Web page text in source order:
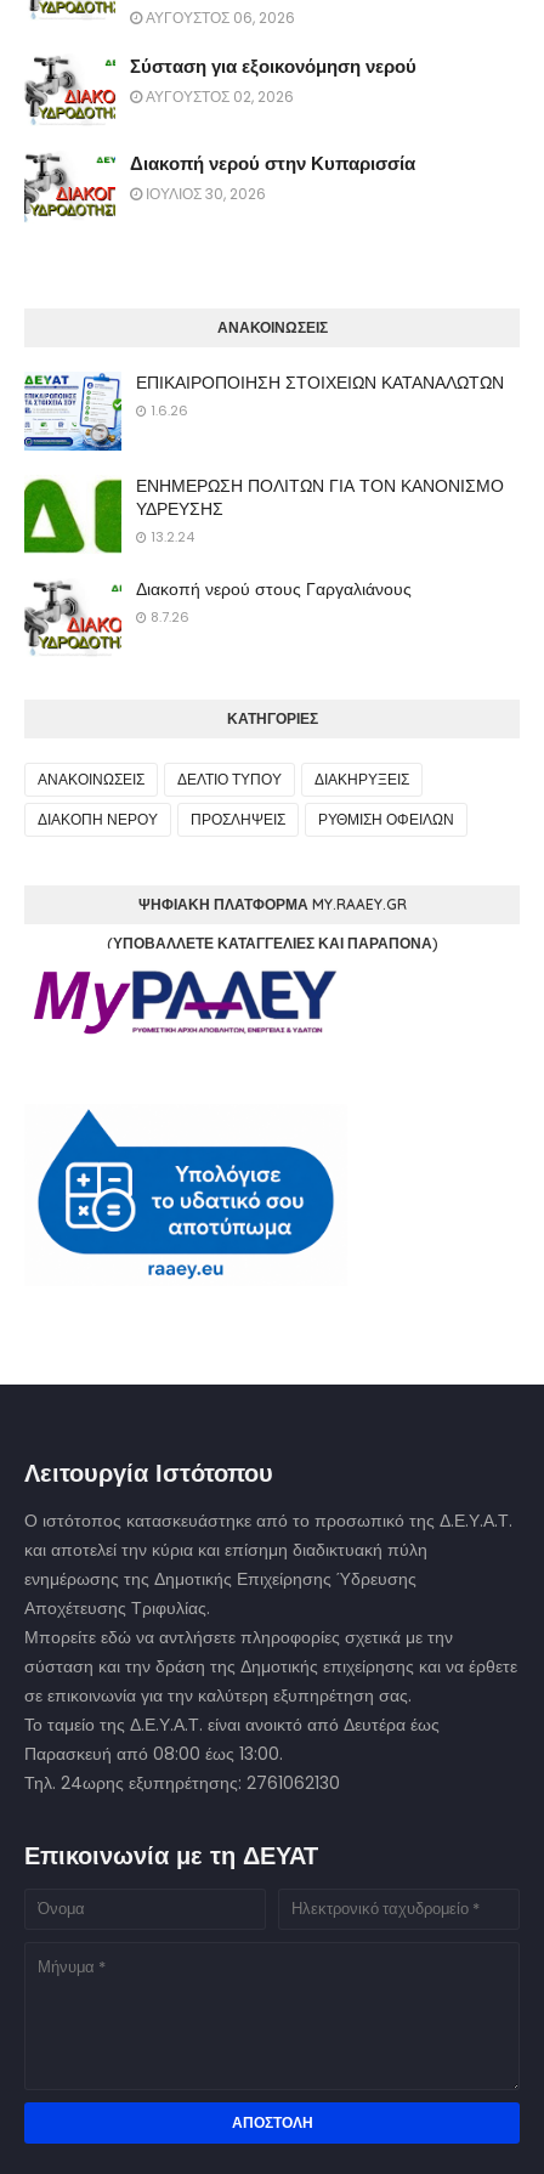
ΑΥΓΟΥΣΤΟΣ 06, 2026
Σύσταση για εξοικονόμηση νερού
ΑΥΓΟΥΣΤΟΣ 02, 2026
Διακοπή νερού στην Κυπαρισσία
ΙΟΥΛΙΟΣ 30, 2026
ΑΝΑΚΟΙΝΩΣΕΙΣ
ΕΠΙΚΑΙΡΟΠΟΙΗΣΗ ΣΤΟΙΧΕΙΩΝ ΚΑΤΑΝΑΛΩΤΩΝ
1.6.26
ΕΝΗΜΕΡΩΣΗ ΠΟΛΙΤΩΝ ΓΙΑ ΤΟΝ ΚΑΝΟΝΙΣΜΟ
ΥΔΡΕΥΣΗΣ
13.2.24
Διακοπή νερού στους Γαργαλιάνους
8.7.26
ΚΑΤΗΓΟΡΙΕΣ
ΑΝΑΚΟΙΝΩΣΕΙΣ ΔΕΛΤΙΟ ΤΥΠΟΥ
ΔΙΑΚΗΡΥΞΕΙΣ
ΔΙΑΚΟΠΗ ΝΕΡΟΥ
ΠΡΟΣΛΗΨΕΙΣ ΡΥΘΜΙΣΗ ΟΦΕΙΛΩΝ
ΨΗΦΙΑΚΉ ΠΛΑΤΦΌΡΜΑ MY.RAAEY.GR
(ΥΠΟΒΆΛΛΕΤΕ ΚΑΤΑΓΓΕΛΊΕΣ ΚΑΙ ΠΑΡΆΠΟΝΑ)
Λειτουργία Ιστότοπου
Ο ιστότοπος κατασκευάστηκε από το προσωπικό της Δ.Ε.Υ.Α.Τ.
και αποτελεί την κύρια και επίσημη διαδικτυακή πύλη
ενημέρωσης της Δημοτικής Επιχείρησης Ύδρευσης
Αποχέτευσης Τριφυλίας.
Μπορείτε εδώ να αντλήσετε πληροφορίες σχετικά με την
σύσταση και την δράση της Δημοτικής επιχείρησης και να έρθετε
σε επικοινωνία για την καλύτερη εξυπηρέτηση σας.
Το ταμείο της Δ.Ε.Υ.Α.Τ. είναι ανοικτό από Δευτέρα έως
Παρασκευή από 08:00 έως 13:00.
Τηλ. 24ωρης εξυπηρέτησης: 2761062130
Επικοινωνία με τη ΔΕΥΑΤ